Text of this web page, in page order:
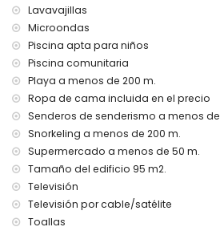
Lavavajillas
Microondas
Piscina apta para niños
Piscina comunitaria
Playa a menos de 200 m.
Ropa de cama incluida en el precio
Senderos de senderismo a menos de
Snorkeling a menos de 200 m.
Supermercado a menos de 50 m.
Tamaño del edificio 95 m2.
Televisión
Televisión por cable/satélite
Toallas